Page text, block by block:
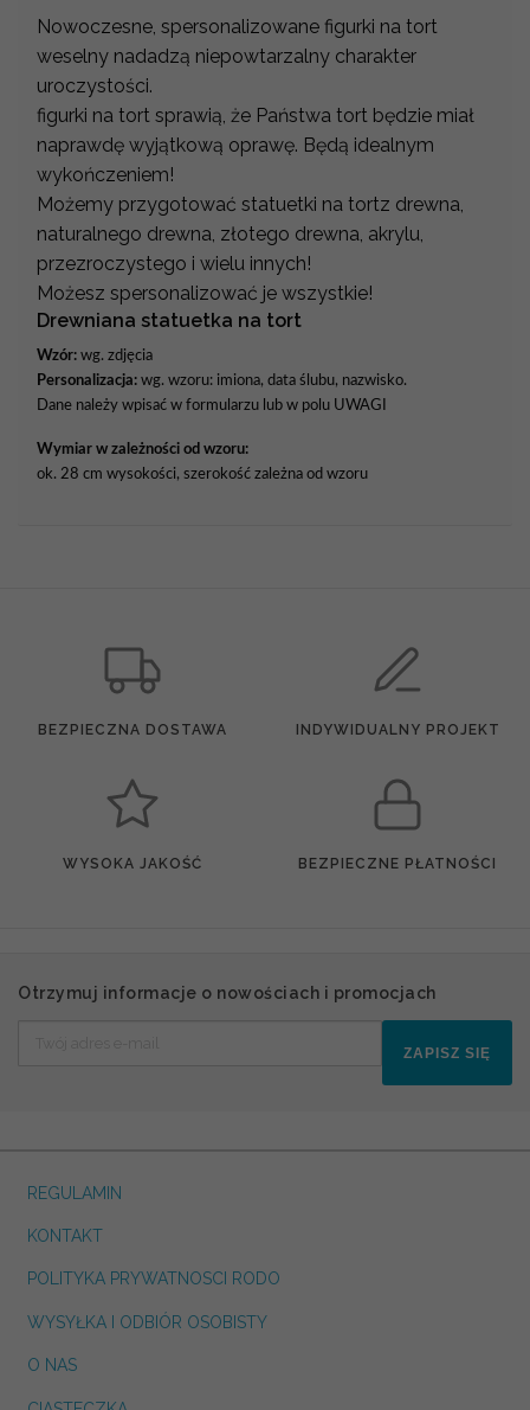
Nowoczesne, spersonalizowane figurki na tort
weselny nadadzą niepowtarzalny charakter
uroczystości.
figurki na tort sprawią, że Państwa tort będzie miał
naprawdę wyjątkową oprawę. Będą idealnym
wykończeniem!
Możemy przygotować statuetki na tortz drewna,
naturalnego drewna, złotego drewna, akrylu,
przezroczystego i wielu innych!
Możesz spersonalizować je wszystkie!
Drewniana statuetka na tort
Wzór: wg. zdjęcia
Personalizacja: wg. wzoru: imiona, data ślubu, nazwisko.
Dane należy wpisać w formularzu lub w polu UWAGI
Wymiar w zależności od wzoru:
ok. 28 cm wysokości, szerokość zależna od wzoru
BEZPIECZNA DOSTAWA INDYWIDUALNY PROJEKT
WYSOKA JAKOŚĆ BEZPIECZNE PŁATNOŚCI
Otrzymuj informacje o nowościach i promocjach
ZAPISZ SIĘ
REGULAMIN
KONTAKT
POLITYKA PRYWATNOSCI RODO
WYSYŁKA I ODBIÓR OSOBISTY
O NAS